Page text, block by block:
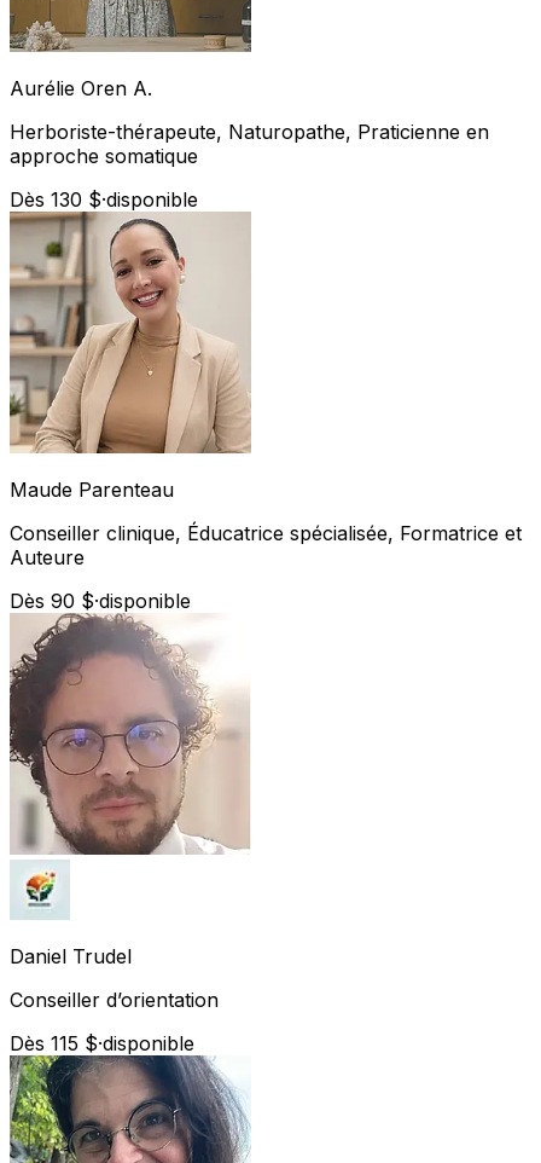
Aurélie Oren A.
Herboriste-thérapeute, Naturopathe, Praticienne en
approche somatique
Dès 130 $·disponible
Maude Parenteau
Conseiller clinique, Éducatrice spécialisée, Formatrice et
Auteure
Dès 90 $·disponible
Daniel Trudel
Conseiller d’orientation
Dès 115 $·disponible